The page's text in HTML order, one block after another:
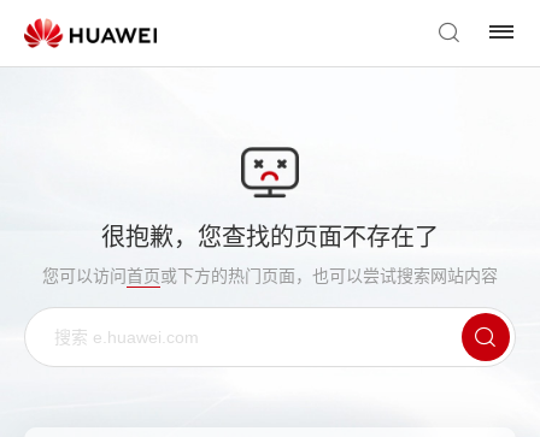
很抱歉，您查找的页面不存在了
您可以访问首页或下方的热门页面，也可以尝试搜索网站内容